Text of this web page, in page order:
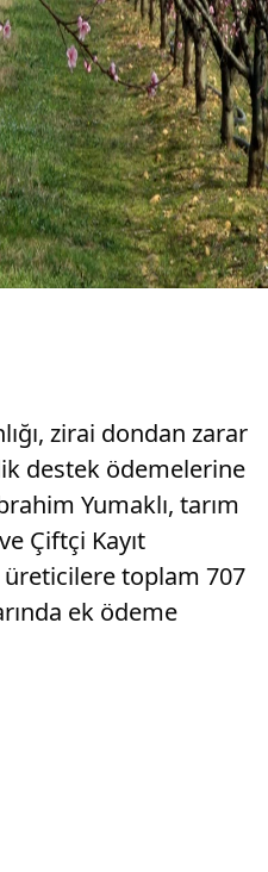
zirai dondan zarar
destek ödemelerine
Yumaklı, tarım
Çiftçi Kayıt
üreticilere toplam 707
ek ödeme